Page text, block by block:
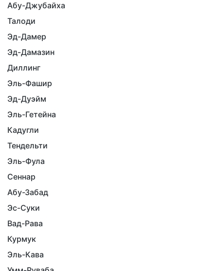
Абу-Джубайха
Талоди
Эд-Дамер
Эд-Дамазин
Диллинг
Эль-Фашир
Эд-Дуэйм
Эль-Гетейна
Кадугли
Тендельти
Эль-Фула
Сеннар
Абу-Забад
Эс-Суки
Вад-Рава
Курмук
Эль-Кава